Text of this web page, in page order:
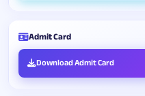
Admit Card
Download Admit Card